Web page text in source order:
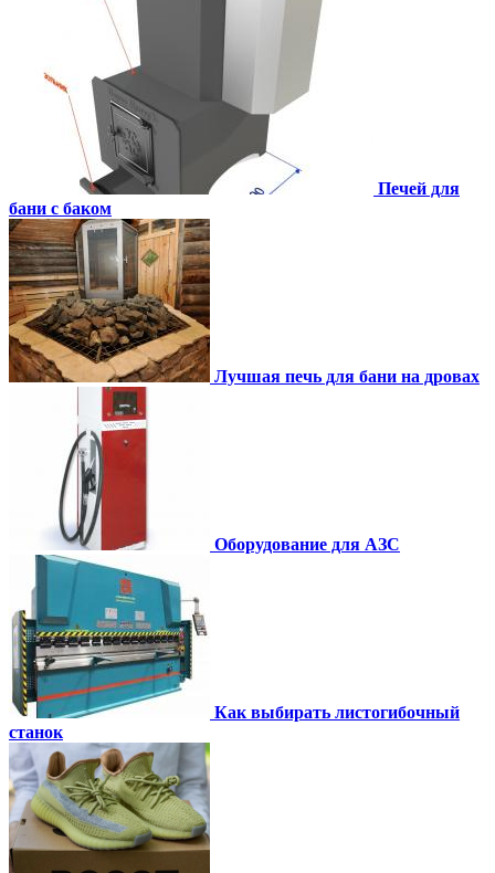
Печей для
бани с баком
Лучшая печь для бани на дровах
Оборудование для АЗС
Как выбирать листогибочный
станок